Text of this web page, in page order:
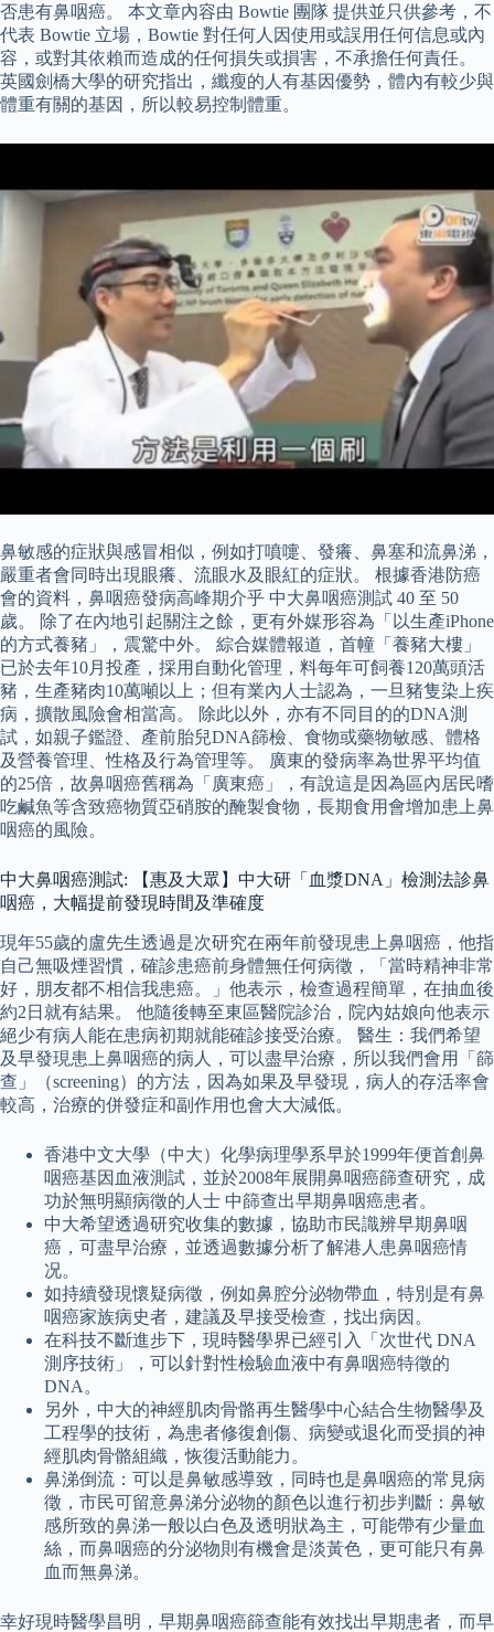
否患有鼻咽癌。 本文章內容由 Bowtie 團隊 提供並只供參考，不
代表 Bowtie 立場，Bowtie 對任何人因使用或誤用任何信息或內
容，或對其依賴而造成的任何損失或損害，不承擔任何責任。
英國劍橋大學的研究指出，纖瘦的人有基因優勢，體內有較少與
體重有關的基因，所以較易控制體重。
鼻敏感的症狀與感冒相似，例如打噴嚏、發癢、鼻塞和流鼻涕，
嚴重者會同時出現眼癢、流眼水及眼紅的症狀。 根據香港防癌
會的資料，鼻咽癌發病高峰期介乎 中大鼻咽癌測試 40 至 50
歲。 除了在內地引起關注之餘，更有外媒形容為「以生產iPhone
的方式養豬」，震驚中外。 綜合媒體報道，首幢「養豬大樓」
已於去年10月投產，採用自動化管理，料每年可飼養120萬頭活
豬，生產豬肉10萬噸以上；但有業內人士認為，一旦豬隻染上疾
病，擴散風險會相當高。 除此以外，亦有不同目的的DNA測
試，如親子鑑證、產前胎兒DNA篩檢、食物或藥物敏感、體格
及營養管理、性格及行為管理等。 廣東的發病率為世界平均值
的25倍，故鼻咽癌舊稱為「廣東癌」，有說這是因為區內居民嗜
吃鹹魚等含致癌物質亞硝胺的醃製食物，長期食用會增加患上鼻
咽癌的風險。
中大鼻咽癌測試: 【惠及大眾】中大研「血漿DNA」檢測法診鼻
咽癌，大幅提前發現時間及準確度
現年55歲的盧先生透過是次研究在兩年前發現患上鼻咽癌，他指
自己無吸煙習慣，確診患癌前身體無任何病徵，「當時精神非常
好，朋友都不相信我患癌。」他表示，檢查過程簡單，在抽血後
約2日就有結果。 他隨後轉至東區醫院診治，院內姑娘向他表示
絕少有病人能在患病初期就能確診接受治療。 醫生：我們希望
及早發現患上鼻咽癌的病人，可以盡早治療，所以我們會用「篩
查」（screening）的方法，因為如果及早發現，病人的存活率會
較高，治療的併發症和副作用也會大大減低。
香港中文大學（中大）化學病理學系早於1999年便首創鼻
咽癌基因血液測試，並於2008年展開鼻咽癌篩查研究，成
功於無明顯病徵的人士 中篩查出早期鼻咽癌患者。
中大希望透過研究收集的數據，協助市民識辨早期鼻咽
癌，可盡早治療，並透過數據分析了解港人患鼻咽癌情
况。
如持續發現懷疑病徵，例如鼻腔分泌物帶血，特別是有鼻
咽癌家族病史者，建議及早接受檢查，找出病因。
在科技不斷進步下，現時醫學界已經引入「次世代 DNA
測序技術」，可以針對性檢驗血液中有鼻咽癌特徵的
DNA。
另外，中大的神經肌肉骨骼再生醫學中心結合生物醫學及
工程學的技術，為患者修復創傷、病變或退化而受損的神
經肌肉骨骼組織，恢復活動能力。
鼻涕倒流：可以是鼻敏感導致，同時也是鼻咽癌的常見病
徵，市民可留意鼻涕分泌物的顏色以進行初步判斷：鼻敏
感所致的鼻涕一般以白色及透明狀為主，可能帶有少量血
絲，而鼻咽癌的分泌物則有機會是淡黃色，更可能只有鼻
血而無鼻涕。
幸好現時醫學昌明，早期鼻咽癌篩查能有效找出早期患者，而早